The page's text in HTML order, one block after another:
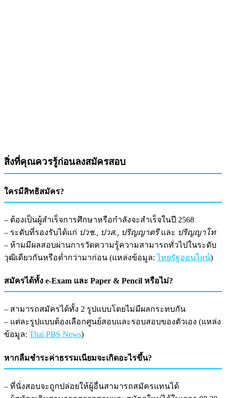
สิ่งที่คุณควรรู้ก่อนลงสมัครสอบ
ใครมีสิทธิสมัคร?
– ต้องเป็นผู้สำเร็จการศึกษาหรือกำลังจะสำเร็จในปี 2568
– ระดับที่รองรับได้แก่ ปวช., ปวส., ปริญญาตรีและ ปริญญาโท
– ห้ามมีผลสอบผ่านการวัดความรู้ความสามารถทั่วไปในระดับ
วุฒิเดียวกันหรือต่ำกว่ามาก่อน (แหล่งข้อมูล:ไทยรัฐออนไลน์)
สมัครได้ทั้ง e-Exam และ Paper & Pencil หรือไม่?
– สามารถสมัครได้ทั้ง 2 รูปแบบโดยไม่มีผลกระทบกัน
– แต่ละรูปแบบต้องเลือกศูนย์สอบและรอบสอบของตัวเอง (แหล่ง
ข้อมูล: Thai PBS News)
หากลืมชำระค่าธรรมเนียมจะเกิดอะไรขึ้น?
– ที่นั่งสอบจะถูกปล่อยให้ผู้อื่นสามารถสมัครแทนได้